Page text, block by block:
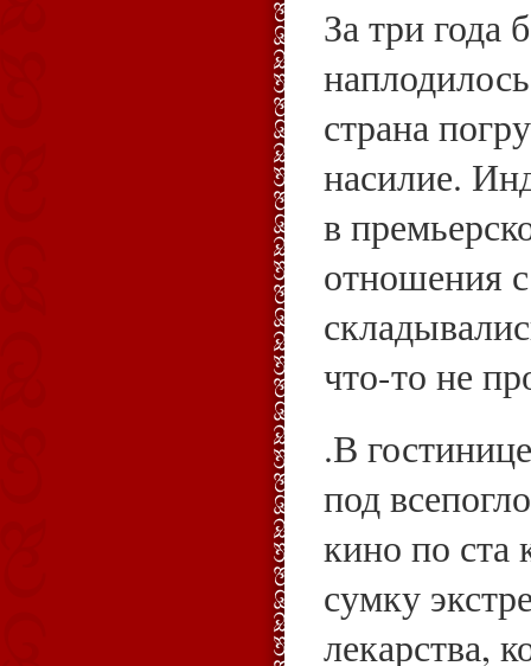
За три года
страна
насилие.
в
отношения
что-то не
.В
под
кино по ста
сумку
лекарства,